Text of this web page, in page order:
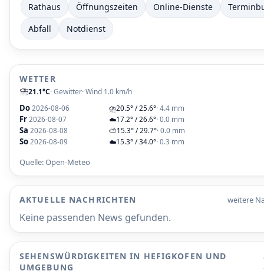
Rathaus Öffnungszeiten Online-Dienste
Abfall
Notdienst
WETTER
⛈️21.1°C· Gewitter· Wind 1.0 km/h
Do 2026-08-06 ⛈️20.5° / 25.6°· 4.4 mm
Fr 2026-08-07 ☁️17.2° / 26.6°· 0.0 mm
Sa 2026-08-08 ⛅15.3° / 29.7°· 0.0 mm
So 2026-08-09 ☁️15.3° / 34.0°· 0.3 mm
Quelle: Open-Meteo
AKTUELLE NACHRICHTEN weitere
Keine passenden News gefunden.
SEHENSWÜRDIGKEITEN IN HEFIGKOFEN UND
UMGEBUNG